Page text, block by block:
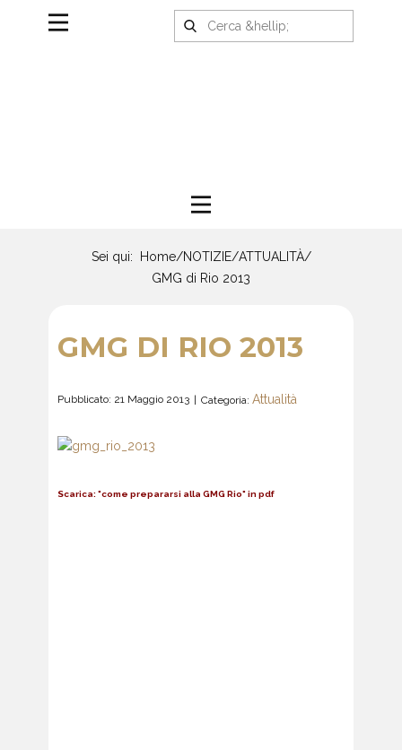
Sei qui: Home/NOTIZIE/ATTUALITÀ/
GMG di Rio 2013
GMG DI RIO 2013
Pubblicato: 21 Maggio 2013 Categoria: Attualità
Scarica: "come prepararsi alla GMG Rio" in pdf